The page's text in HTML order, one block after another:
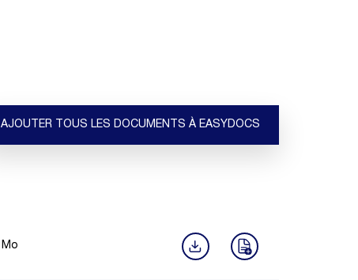
AJOUTER TOUS LES DOCUMENTS À EASYDOCS
Mo